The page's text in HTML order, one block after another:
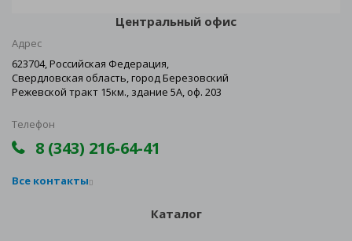
Центральный офис
Адрес
623704, Российская Федерация,
Свердловская область, город Березовский
Режевской тракт 15км., здание 5А, оф. 203
Телефон
8 (343) 216-64-41
Все контакты
Каталог